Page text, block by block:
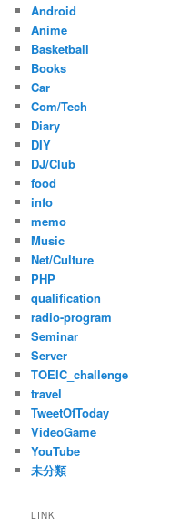
Android
Anime
Basketball
Books
Car
Com/Tech
Diary
DIY
DJ/Club
food
info
memo
Music
Net/Culture
PHP
qualification
radio-program
Seminar
Server
TOEIC_challenge
travel
TweetOfToday
VideoGame
YouTube
未分類
LINK